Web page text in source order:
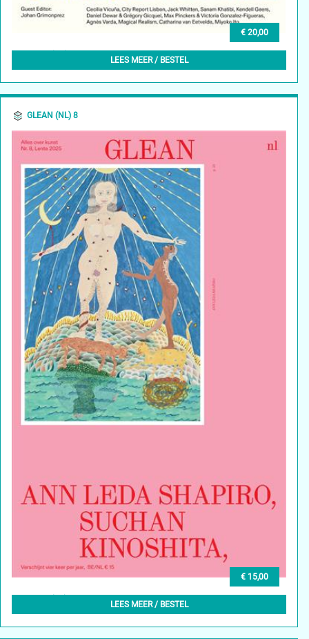
€ 20,00
GLEAN (EN) 8, SUMMER 2025
LEES MEER / BESTEL
GLEAN (NL) 8
€ 15,00
GLEAN (NL) 8, LENTE 2025
LEES MEER / BESTEL